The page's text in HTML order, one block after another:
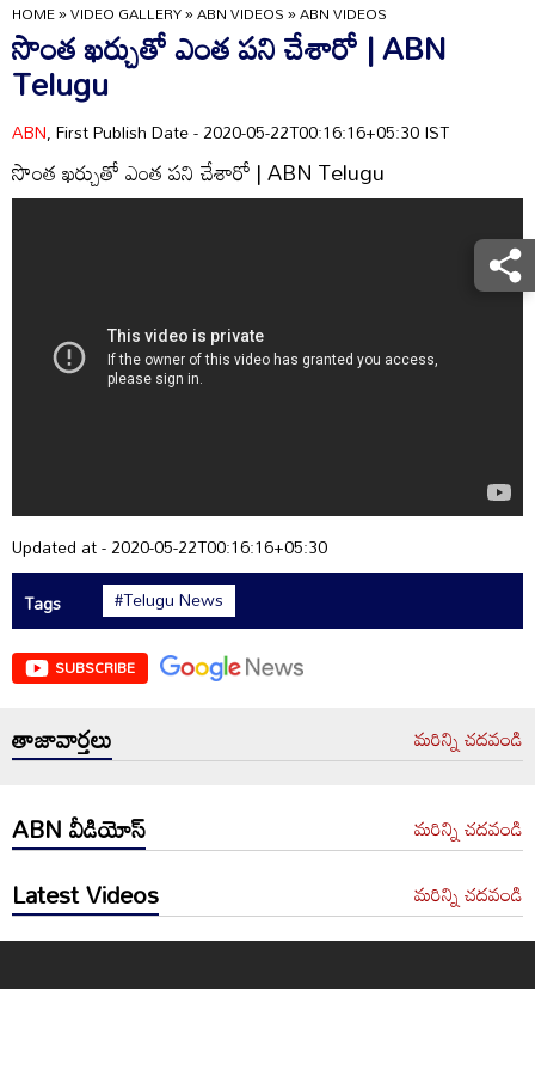
HOME»VIDEO GALLERY»ABN VIDEOS»ABN VIDEOS
సొంత ఖర్చుతో ఎంత పని చేశారో | ABN
Telugu
ABN, First Publish Date - 2020-05-22T00:16:16+05:30 IST
సొంత ఖర్చుతో ఎంత పని చేశారో | ABN Telugu
Updated at - 2020-05-22T00:16:16+05:30
Tags
#Telugu News
SUBSCRIBE
తాజావార్తలు మరిన్ని చదవండి
ABN వీడియోస్ మరిన్ని చదవండి
Latest Videos మరిన్ని చదవండి